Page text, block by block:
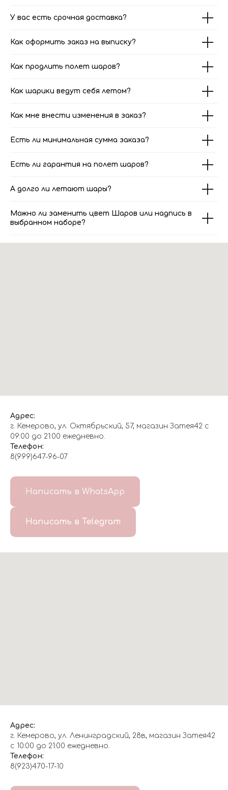
У вас есть срочная доставка?
Как оформить заказ на выписку?
Как продлить полет шаров?
Как шарики ведут себя летом?
Как мне внести изменения в заказ?
Есть ли минимальная сумма заказа?
Есть ли гарантия на полет шаров?
А долго ли летают шары?
Можно ли заменить цвет Шаров или надпись в
выбранном наборе?
Адрес:
г. Кемерово, ул. Октябрьский, 57, магазин Затея42 с
09:00 до 21:00 ежедневно.
Телефон:
8(999)647-96-07
Написать в WhatsApp
Написать в Telegram
Адрес:
г. Кемерово, ул. Ленинградский, 28в, магазин Затея42
с 10:00 до 21:00 ежедневно.
Телефон:
8(923)470-17-10